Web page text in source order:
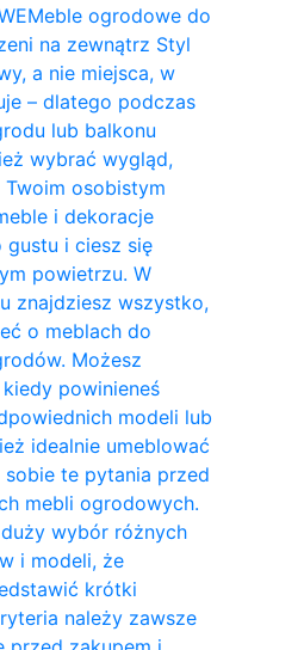
Meble ogrodowe do
na zewnątrz Styl
a nie miejsca, w
– dlatego podczas
lub balkonu
wybrać wygląd,
osobistym
i dekoracje
gustu i ciesz się
powietrzu. W
znajdziesz wszystko,
o meblach do
Możesz
powinieneś
modeli lub
idealnie umeblować
sobie te pytania przed
mebli ogrodowych.
wybór różnych
i modeli, że
krótki
należy zawsze